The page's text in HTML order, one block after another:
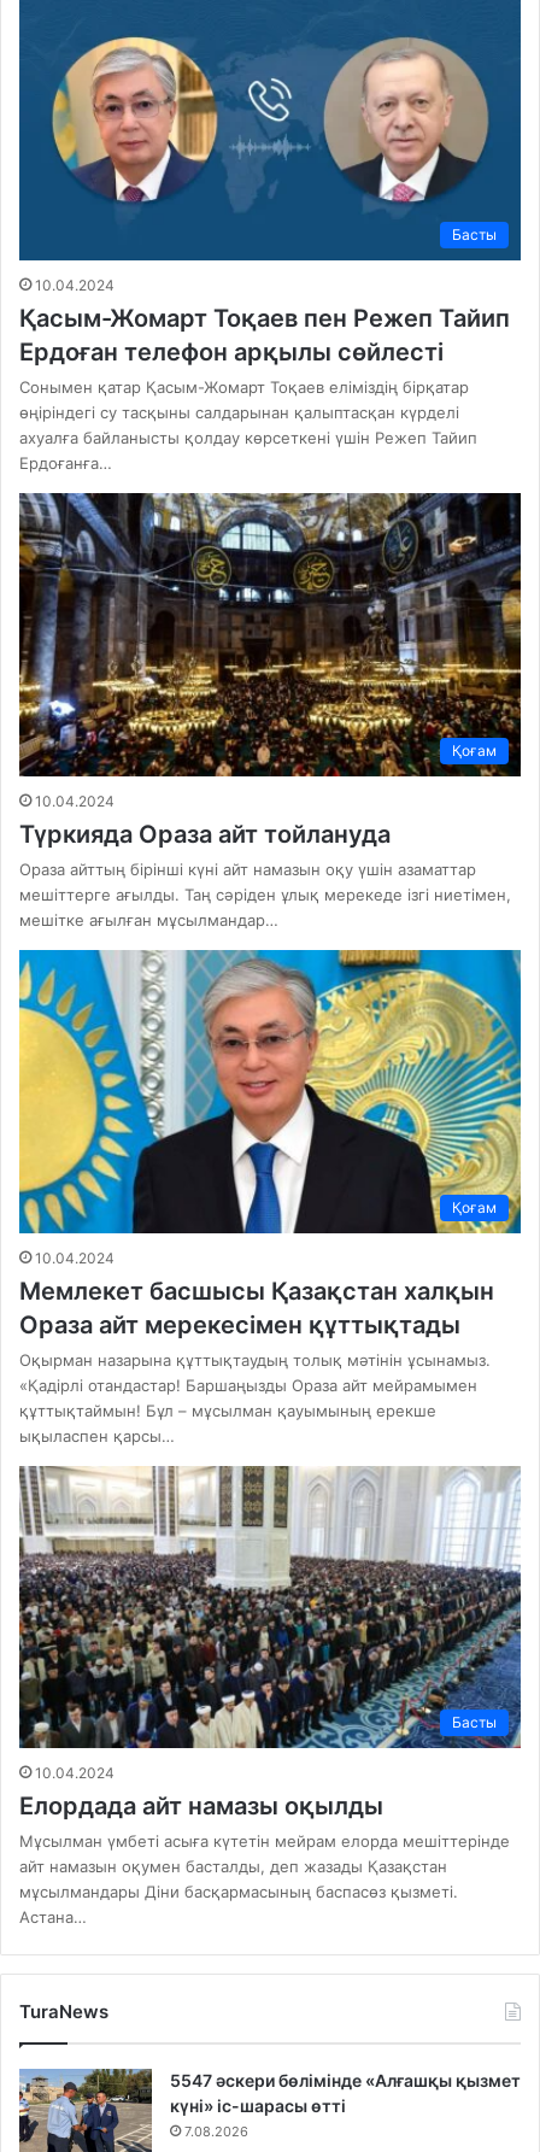
Басты
10.04.2024
Қасым-Жомарт Тоқаев пен Режеп Тайип
Ердоған телефон арқылы сөйлесті
Сонымен қатар Қасым-Жомарт Тоқаев еліміздің бірқатар
өңіріндегі су тасқыны салдарынан қалыптасқан күрделі
ахуалға байланысты қолдау көрсеткені үшін Режеп Тайип
Ердоғанға…
Қоғам
10.04.2024
Түркияда Ораза айт тойлануда
Ораза айттың бірінші күні айт намазын оқу үшін азаматтар
мешіттерге ағылды. Таң сәріден ұлық мерекеде ізгі ниетімен,
мешітке ағылған мұсылмандар…
Қоғам
10.04.2024
Мемлекет басшысы Қазақстан халқын
Ораза айт мерекесімен құттықтады
Оқырман назарына құттықтаудың толық мәтінін ұсынамыз.
«Қадірлі отандастар! Баршаңызды Ораза айт мейрамымен
құттықтаймын! Бұл – мұсылман қауымының ерекше
ықыласпен қарсы…
Басты
10.04.2024
Елордада айт намазы оқылды
Мұсылман үмбеті асыға күтетін мейрам елорда мешіттерінде
айт намазын оқумен басталды, деп жазады Қазақстан
мұсылмандары Діни басқармасының баспасөз қызметі.
Астана…
TuraNews
5547 әскери бөлімінде «Алғашқы қызмет
күні» іс-шарасы өтті
7.08.2026